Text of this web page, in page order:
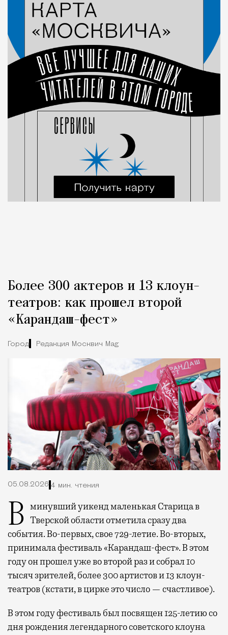
Более 300 актеров и 13 клоун-
театров: как прошел второй
«Карандаш-фест»
Город Редакция Москвич Mag
05.08.2026 4 мин. чтения
В минувший уикенд маленькая Старица в Тверской области отметила сразу два
события. Во-первых, свое 729-летие. Во-вторых,
принимала фестиваль «Карандаш-фест». В этом
году он прошел уже во второй раз и собрал 10
тысяч зрителей, более 300 артистов и 13 клоун-
театров (кстати, в цирке это число — счастливое).
В этом году фестиваль был посвящен 125-летию со
дня рождения легендарного советского клоуна